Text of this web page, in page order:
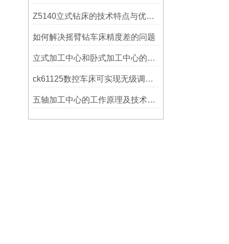
Z5140立式钻床的技术特点与优势分析
如何解决摇臂钻车床精度差的问题
立式加工中心和卧式加工中心的区别
ck61125数控车床可实现无级调速控制
五轴加工中心的工作原理及技术优势